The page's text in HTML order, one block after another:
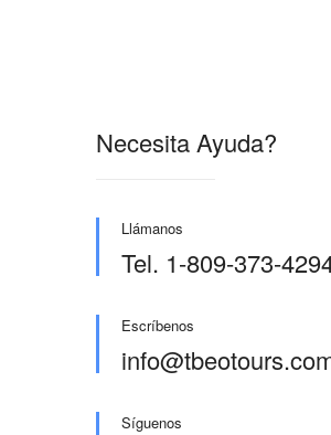
Necesita Ayuda?
Llámanos
Tel. 1-809-373-
Escríbenos
Síguenos